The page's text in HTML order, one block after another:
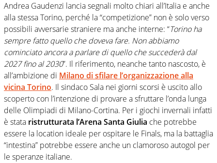
Andrea Gaudenzi lancia segnali molto chiari all’Italia e anche
alla stessa Torino, perché la “competizione” non è solo verso
possibili avversarie straniere ma anche interne: “Torino ha
sempre fatto quello che doveva fare. Non abbiamo
cominciato ancora a parlare di quello che succederà dal
2027 fino al 2030”. Il riferimento, neanche tanto nascosto, è
all’ambizione di Milano di sfilare l’organizzazione alla
vicina Torino. Il sindaco Sala nei giorni scorsi è uscito allo
scoperto con l’intenzione di provare a sfruttare l’onda lunga
delle Olimpiadi di Milano-Cortina. Per i giochi invernali infatti
è stata ristrutturata l’Arena Santa Giulia che potrebbe
essere la location ideale per ospitare le Finals, ma la battaglia
“intestina” potrebbe essere anche un clamoroso autogol per
le speranze italiane.